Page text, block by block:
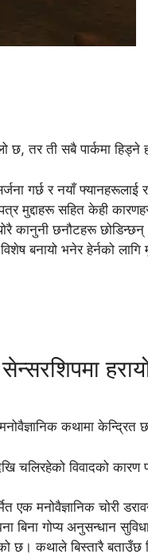
तर ती सबै पार्कमा
गर्छ र नयाँ
मुद्दाहरू सहित केही
कानुनी छनौटहरू
बनायो भनेर हेर्नको लागि
कथामा केन्द्रित
चलिरहेको विवादको
एक मनोवैज्ञानिक चोरी
बिना गोप्य अनुसन्धान
छ। कथाले बिस्तारै